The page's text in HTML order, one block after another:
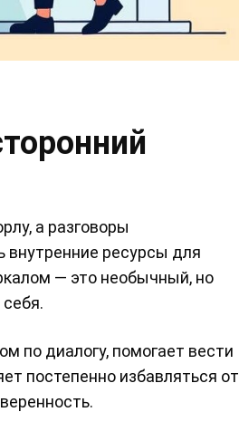
а разговоры
внутренние ресурсы для
— это необычный, но
по диалогу, помогает вести
постепенно избавляться от